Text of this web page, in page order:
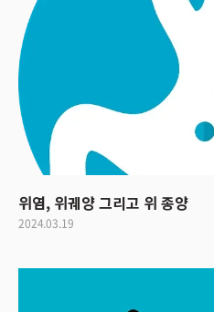
위염, 위궤양 그리고 위 종양
2024.03.19